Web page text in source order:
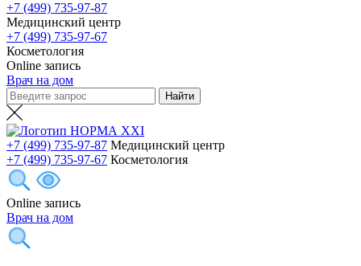
+7 (499) 735-97-87
Медицинский центр
+7 (499) 735-97-67
Косметология
Online запись
Врач на дом
+7 (499) 735-97-87 Медицинский центр
+7 (499) 735-97-67 Косметология
Online запись
Врач на дом